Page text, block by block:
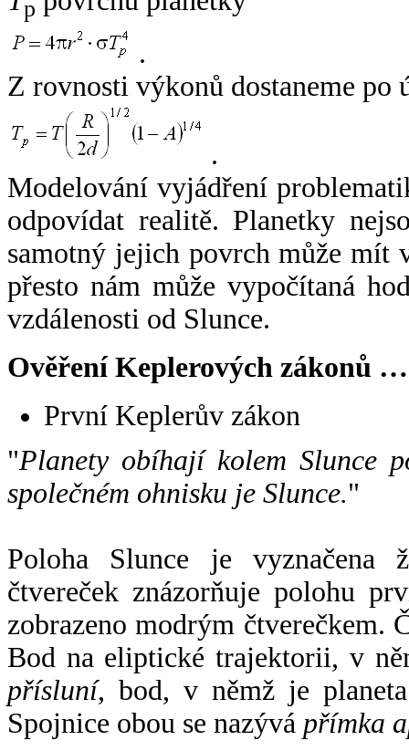
p
.
Z rovnosti výkonů dostaneme po
.
Modelování vyjádření
odpovídat realitě. Planetky
samotný jejich povrch může mít
přesto nám může vypočítaná
vzdálenosti od Slunce.
Ověření Keplerových zákonů …
První Keplerův zákon
"Planety obíhají kolem Slunce
společném ohnisku je Slunce."
Poloha Slunce je vyznačena
čtvereček znázorňuje polohu
zobrazeno modrým čtverečkem.
Bod na eliptické trajektorii, v
přísluní, bod, v němž je
Spojnice obou se nazývá přímka